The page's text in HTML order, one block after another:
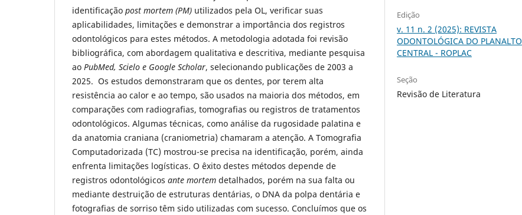
identificação post mortem (PM) utilizados pela OL, verificar suas
aplicabilidades, limitações e demonstrar a importância dos registros
odontológicos para estes métodos. A metodologia adotada foi revisão
bibliográfica, com abordagem qualitativa e descritiva, mediante pesquisa
ao PubMed, Scielo e Google Scholar, selecionando publicações de 2003 a
2025. Os estudos demonstraram que os dentes, por terem alta
resistência ao calor e ao tempo, são usados na maioria dos métodos, em
comparações com radiografias, tomografias ou registros de tratamentos
odontológicos. Algumas técnicas, como análise da rugosidade palatina e
da anatomia craniana (craniometria) chamaram a atenção. A Tomografia
Computadorizada (TC) mostrou-se precisa na identificação, porém, ainda
enfrenta limitações logísticas. O êxito destes métodos depende de
registros odontológicos ante mortem detalhados, porém na sua falta ou
mediante destruição de estruturas dentárias, o DNA da polpa dentária e
fotografias de sorriso têm sido utilizadas com sucesso. Concluímos que os
Edição
v. 11 n. 2 (2025): REVISTA
ODONTOLÓGICA DO PLANALTO
CENTRAL - ROPLAC
Seção
Revisão de Literatura